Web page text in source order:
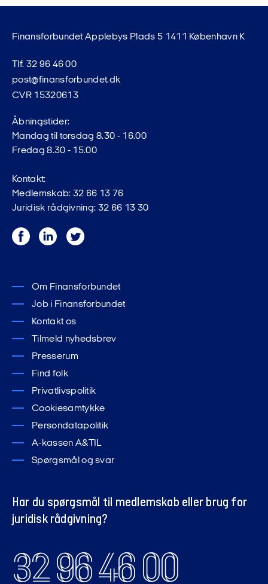
Finansforbundet Applebys Plads 5 1411 København K
Tlf. 32 96 46 00
post@finansforbundet.dk
CVR 15320613
Åbningstider:
Mandag til torsdag 8.30 - 16.00
Fredag 8.30 - 15.00
Kontakt:
Medlemskab: 32 66 13 76
Juridisk rådgivning: 32 66 13 30
FacebookLinkedInTwitter
Om Finansforbundet
Job i Finansforbundet
Kontakt os
Tilmeld nyhedsbrev
Presserum
Find folk
Privatlivspolitik
Cookiesamtykke
Persondatapolitik
A-kassen A&TIL
Spørgsmål og svar
Har du spørgsmål til medlemskab eller brug for
juridisk rådgivning?
32 96 46 00